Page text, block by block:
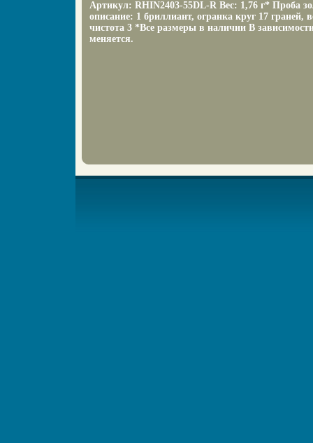
Артикул: RHIN2403-55DL-R Вес: 1,76 г* Проба
описание: 1 бриллиант, огранка круг 17 граней,
чистота 3 *Все размеры в наличии В
меняется.